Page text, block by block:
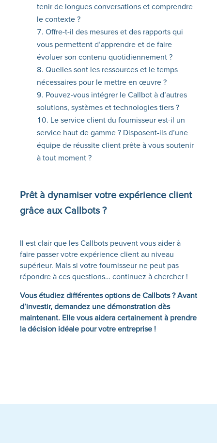
tenir de longues conversations et comprendre
le contexte ?
Offre-t-il des mesures et des rapports qui
vous permettent d’apprendre et de faire
évoluer son contenu quotidiennement ?
Quelles sont les ressources et le temps
nécessaires pour le mettre en œuvre ?
Pouvez-vous intégrer le Callbot à d’autres
solutions, systèmes et technologies tiers ?
Le service client du fournisseur est-il un
service haut de gamme ? Disposent-ils d’une
équipe de réussite client prête à vous soutenir
à tout moment ?
Prêt à dynamiser votre expérience client
grâce aux Callbots?
Il est clair que les Callbots peuvent vous aider à
faire passer votre expérience client au niveau
supérieur. Mais si votre fournisseur ne peut pas
répondre à ces questions… continuez à chercher !
Vous étudiez différentes options de Callbots ? Avant
d’investir, demandez une démonstration dès
maintenant. Elle vous aidera certainement à prendre
la décision idéale pour votre entreprise !